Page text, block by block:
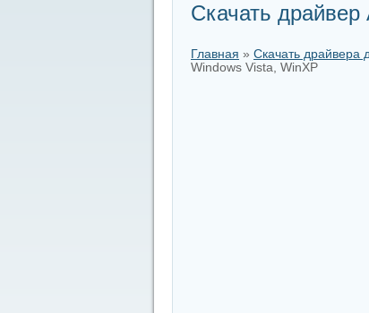
Скачать
Главная » Скачать драйвера
Windows Vista, WinXP